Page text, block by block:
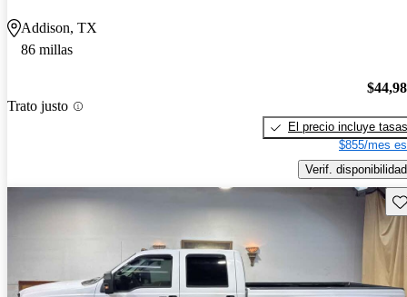
Addison, TX
86 millas
Trato justo
El precio incluye tasas
$855/mes
Verif. disponibilidad